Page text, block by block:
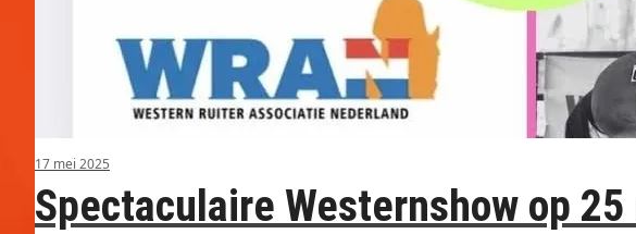
17 mei 2025
Spectaculaire Westernshow op